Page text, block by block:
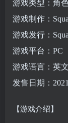
游戏类型：角
游戏制作：
游戏发行：
游戏平台：PC
游戏语言：英
发售日期：
【游戏介绍】